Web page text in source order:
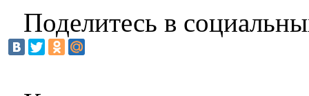
Поделитесь в